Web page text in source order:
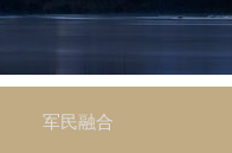
军民融合